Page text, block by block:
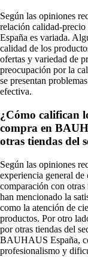
Según las opiniones
relación calidad-
España es variada.
calidad de los
ofertas y variedad de
preocupación por la
se presentan
efectiva.
¿Cómo califican
compra en
otras tiendas del
Según las opiniones
experiencia general
comparación con
han mencionado la
como la atención de
productos. Por otro
por otras tiendas del
BAUHAUS España,
profesionalismo y